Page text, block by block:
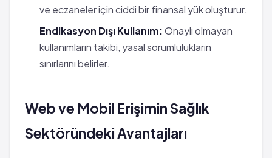
ve eczaneler için ciddi bir finansal yük oluşturur.
Endikasyon Dışı Kullanım:Onaylı olmayan
kullanımların takibi, yasal sorumlulukların
sınırlarını belirler.
Web ve Mobil Erişimin Sağlık
Sektöründeki Avantajları